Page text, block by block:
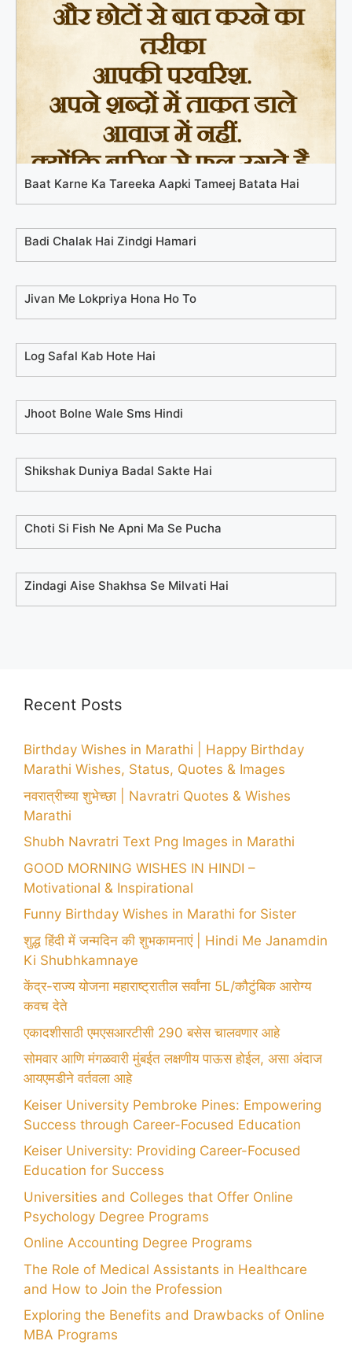
Baat Karne Ka Tareeka Aapki Tameej Batata Hai
Badi Chalak Hai Zindgi Hamari
Jivan Me Lokpriya Hona Ho To
Log Safal Kab Hote Hai
Jhoot Bolne Wale Sms Hindi
Shikshak Duniya Badal Sakte Hai
Choti Si Fish Ne Apni Ma Se Pucha
Zindagi Aise Shakhsa Se Milvati Hai
Recent Posts
Birthday Wishes in Marathi | Happy Birthday
Marathi Wishes, Status, Quotes & Images
नवरात्रीच्या शुभेच्छा | Navratri Quotes & Wishes
Marathi
Shubh Navratri Text Png Images in Marathi
GOOD MORNING WISHES IN HINDI –
Motivational & Inspirational
Funny Birthday Wishes in Marathi for Sister
शुद्ध हिंदी में जन्मदिन की शुभकामनाएं | Hindi Me Janamdin
Ki Shubhkamnaye
केंद्र-राज्य योजना महाराष्ट्रातील सर्वांना 5L/कौटुंबिक आरोग्य
कवच देते
एकादशीसाठी एमएसआरटीसी 290 बसेस चालवणार आहे
सोमवार आणि मंगळवारी मुंबईत लक्षणीय पाऊस होईल, असा अंदाज
आयएमडीने वर्तवला आहे
Keiser University Pembroke Pines: Empowering
Success through Career-Focused Education
Keiser University: Providing Career-Focused
Education for Success
Universities and Colleges that Offer Online
Psychology Degree Programs
Online Accounting Degree Programs
The Role of Medical Assistants in Healthcare
and How to Join the Profession
Exploring the Benefits and Drawbacks of Online
MBA Programs